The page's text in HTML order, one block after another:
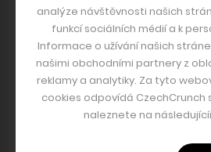
TZ_3 měsíce Twisto
náramky nahradí
hotovosti, lidé s
bezhotovostně i nižší
analýze návštěvnosti našich
funkcí sociálních médií a k
Informace o užívání našich
našimi obchodními partnery z
reklamy a analytiky. Za tyto
cookies odpovídá CzechCrunch
naleznete na